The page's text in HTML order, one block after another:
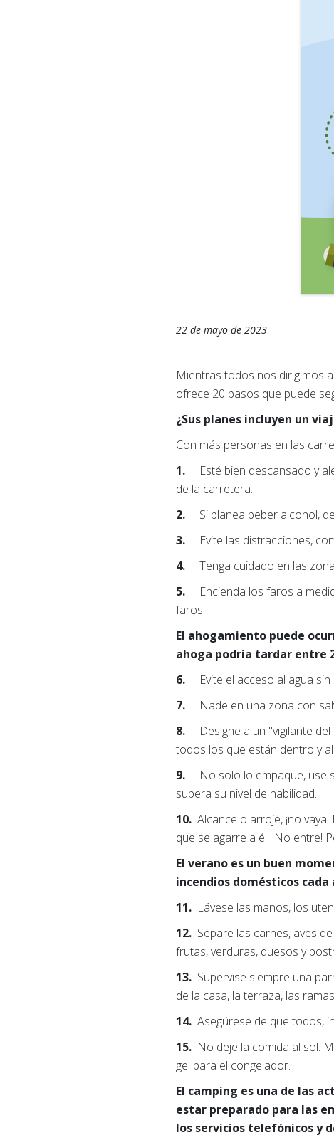
22 de mayo de 2023
Mientras todos nos dirigimos
ofrece 20 pasos que puede
¿Sus planes incluyen un
Con más personas en las
1. Esté bien descansado y
de la carretera.
2. Si planea beber alcohol,
3. Evite las distracciones,
4.Tenga cuidado en las
5. Encienda los faros a
faros.
El ahogamiento puede
ahoga podría tardar entre
6. Evite el acceso al agua
7. Nade en una zona con
8. Designe a un "vigilante
todos los que están dentro y
9. No solo lo empaque, use
supera su nivel de habilidad.
10.Alcance o arroje, ¡no
que se agarre a él. ¡No entre!
El verano es un buen
incendios domésticos cada
11. Lávese las manos, los
12. Separe las carnes, aves
frutas, verduras, quesos y
13. Supervise siempre una
de la casa, la terraza, las
14.Asegúrese de que todos,
15. No deje la comida al sol.
gel para el congelador.
El camping es una de las
estar preparado para las
los servicios telefónicos y